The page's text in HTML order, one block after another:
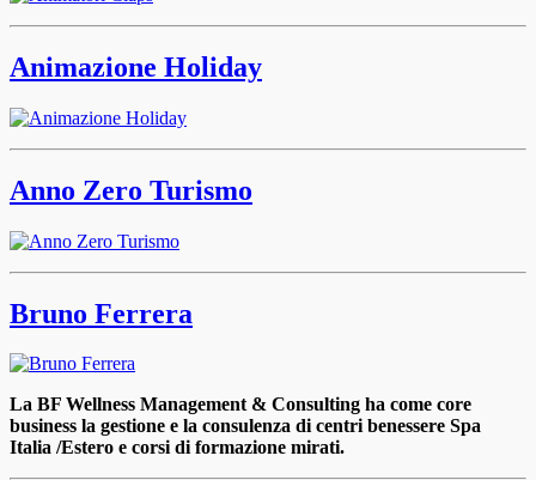
Animazione Holiday
Anno Zero Turismo
Bruno Ferrera
La BF Wellness Management & Consulting ha come core
business la gestione e la consulenza di centri benessere Spa
Italia /Estero e corsi di formazione mirati.